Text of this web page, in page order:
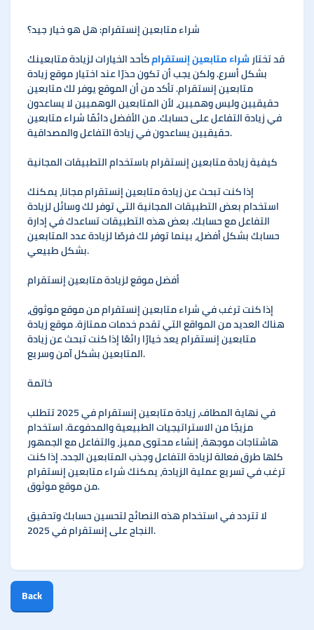
شراء متابعين إنستقرام: هل هو خيار جيد؟
قد تختارشراء متابعين إنستقرامكأحد الخيارات لزيادة متابعينك
بشكل أسرع. ولكن يجب أن تكون حذرًا عند اختيار موقع زيادة
متابعين إنستقرام. تأكد من أن الموقع يوفر لك متابعين
حقيقيين وليس وهميين، لأن المتابعين الوهميين لا يساعدون
في زيادة التفاعل على حسابك. من الأفضل دائمًا شراء متابعين
حقيقيين يساعدون في زيادة التفاعل والمصداقية.
كيفية زيادة متابعين إنستقرام باستخدام التطبيقات المجانية
إذا كنت تبحث عن زيادة متابعين إنستقرام مجانا، يمكنك
استخدام بعض التطبيقات المجانية التي توفر لك وسائل لزيادة
التفاعل مع حسابك. بعض هذه التطبيقات تساعدك في إدارة
حسابك بشكل أفضل، بينما توفر لك فرصًا لزيادة عدد المتابعين
بشكل طبيعي.
أفضل موقع لزيادة متابعين إنستقرام
إذا كنت ترغب في شراء متابعين إنستقرام من موقع موثوق،
هناك العديد من المواقع التي تقدم خدمات ممتازة. موقع زيادة
متابعين إنستقرام يعد خيارًا رائعًا إذا كنت تبحث عن زيادة
المتابعين بشكل آمن وسريع.
خاتمة
في نهاية المطاف، زيادة متابعين إنستقرام في 2025 تتطلب
مزيجًا من الاستراتيجيات الطبيعية والمدفوعة. استخدام
هاشتاجات موجهة، إنشاء محتوى مميز، والتفاعل مع الجمهور
كلها طرق فعالة لزيادة التفاعل وجذب المتابعين الجدد. إذا كنت
ترغب في تسريع عملية الزيادة، يمكنك شراء متابعين إنستقرام
من موقع موثوق.
لا تتردد في استخدام هذه النصائح لتحسين حسابك وتحقيق
النجاح على إنستقرام في 2025.
Back